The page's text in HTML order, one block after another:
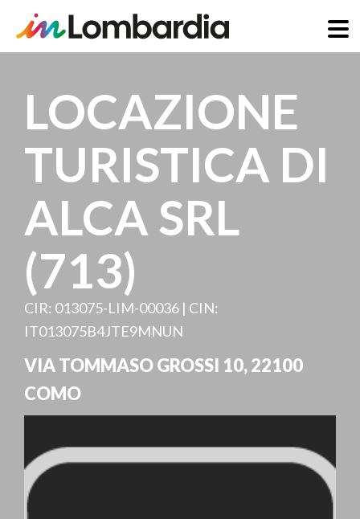
contenuto
principale
LOCAZIONE
TURISTICA DI
ALCA SRL
(713)
CIR: 013075-LIM-00036 | CIN:
IT013075B4JTE9MNUN
VIA TOMMASO GROSSI 10,22100
COMO